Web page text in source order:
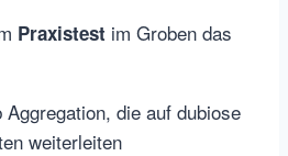
Praxistest im Groben das
Aggregation, die auf dubiose
weiterleiten